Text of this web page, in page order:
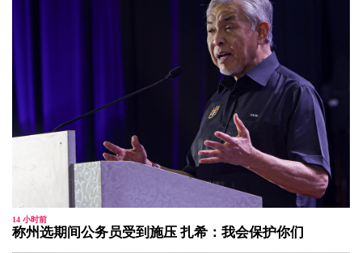
14 小时前
称州选期间公务员受到施压 扎希：我会保护你们